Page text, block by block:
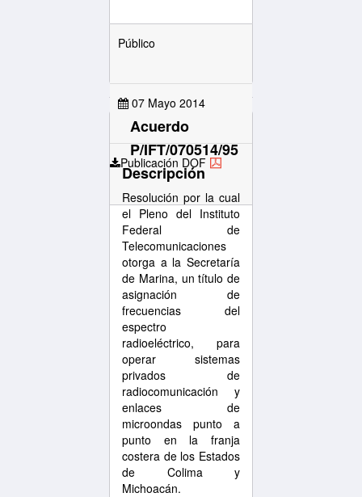
Público
07 Mayo 2014
Publicación DOF
Acuerdo
P/IFT/070514/95
Descripción
Resolución por la cual
el Pleno del Instituto
Federal de
Telecomunicaciones
otorga a la Secretaría
de Marina, un título de
asignación de
frecuencias del
espectro
radioeléctrico, para
operar sistemas
privados de
radiocomunicación y
enlaces de
microondas punto a
punto en la franja
costera de los Estados
de Colima y
Michoacán.